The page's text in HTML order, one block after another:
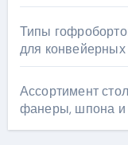
Типы
для конвейерных
Ассортимент
фанеры, шпона и